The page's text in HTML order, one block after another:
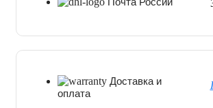
Доставка и
оплата